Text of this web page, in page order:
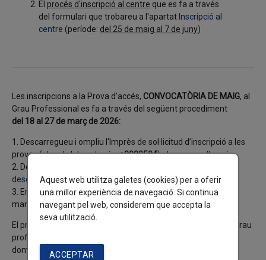
Aquest web utilitza galetes (cookies) per a oferir
una millor experiència de navegació. Si continua
navegant pel web, considerem que accepta la
seva utilització.
ACCEPTAR
El procés d'inscripció al centre que es fa a través
del formulari que trobareu a l'apartatInscripció al
centre (període: del 25 de maig al 7 de juny)
Les inscripcions a la Prova d’accés, CONVOCATÒRIA DE MAIG, al
Grau Professional es fa a través del següent procediment
del 18 al 27 de març de 2026:
1. Descarregueu i ompliu l'Imprès de sol·licitud d’inscripció a les
proves (el codi del centre és:a8038594):descarrega’l aquí
2. Descarregueu i ompliu l'Imprès de dades personals:
descarrega’l aquí
3. Envieu els impresos emplenats a: info@conservatori-
manresa.cat (Assumpte: Proves d’accés 2026-2027)
El preu d'inscripció a les proves d'accés a l'ensenyament de grau
professional és de
domiciliació bancària entre els dies 5 i 6 del mes de maig